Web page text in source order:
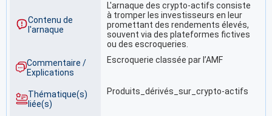
Contenu de
l'arnaque
L'arnaque des crypto-actifs consiste
à tromper les investisseurs en leur
promettant des rendements élevés,
souvent via des plateformes fictives
ou des escroqueries.
Commentaire /
Explications
Escroquerie classée par l’AMF
Thématique(s)
liée(s)
Produits_dérivés_sur_crypto-actifs